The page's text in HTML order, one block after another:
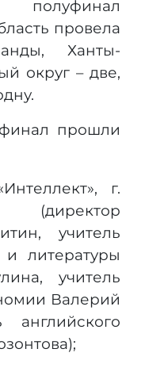
полуфинал
провела
Ханты-
округ – две,
прошли
г.
учитель
и литературы
учитель
Валерий
английского